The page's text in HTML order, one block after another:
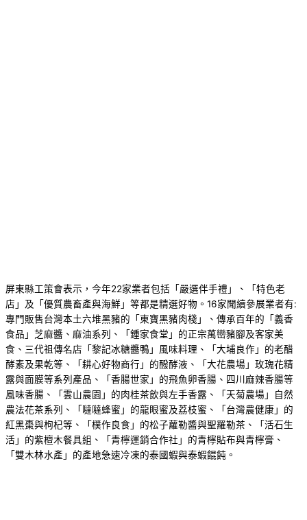
屏東縣工策會表示，今年22家業者包括「嚴選伴手禮」、「特色老
店」及「優質農畜產與海鮮」等都是精選好物。16家聞續參展業者有:
專門販售台灣本土六堆黑豬的「東寶黑豬肉棧」、傳承百年的「義香
食品」芝麻醬、麻油系列、「鍾家食堂」的正宗萬巒豬腳及客家美
食、三代祖傳名店「黎記冰糖醬鴨」風味料理、「大埔良作」的老醋
酵素及果乾等、「耕心好物商行」的醱酵液、「大花農場」玫瑰花精
露與面膜等系列產品、「香腸世家」的飛魚卵香腸、四川麻辣香腸等
風味香腸、「雲山農園」的肉桂茶飲與左手香露、「天菊農場」自然
農法花茶系列、「噠噠蜂蜜」的龍眼蜜及荔枝蜜、「台灣農健康」的
紅黑棗與枸杞等、「樸作良食」的松子蘿勒醬與聖羅勒茶、「活石生
活」的紫檀木餐具組、「青檸運銷合作社」的青檸貼布與青檸膏、
「雙木林水產」的產地急速冷凍的泰國蝦與泰蝦餛飩。